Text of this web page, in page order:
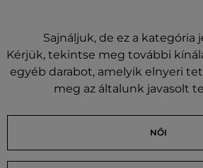
Sajnáljuk, de ez a kategória
Kérjük, tekintse meg további
egyéb darabot, amelyik elnyeri
meg az általunk javasolt
NŐI